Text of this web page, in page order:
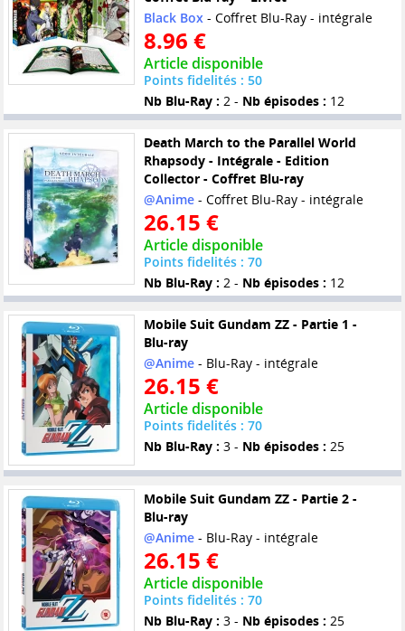
Black Box- Coffret Blu-Ray - intégrale
8.96 €
Article disponible
Points fidelités : 50
Nb Blu-Ray : 2 - Nb épisodes : 12
Death March to the Parallel World
Rhapsody - Intégrale - Edition
Collector - Coffret Blu-ray
@Anime- Coffret Blu-Ray - intégrale
26.15 €
Article disponible
Points fidelités : 70
Nb Blu-Ray : 2 - Nb épisodes : 12
Mobile Suit Gundam ZZ - Partie 1 -
Blu-ray
@Anime- Blu-Ray - intégrale
26.15 €
Article disponible
Points fidelités : 70
Nb Blu-Ray : 3 - Nb épisodes : 25
Mobile Suit Gundam ZZ - Partie 2 -
Blu-ray
@Anime- Blu-Ray - intégrale
26.15 €
Article disponible
Points fidelités : 70
Nb Blu-Ray : 3 - Nb épisodes : 25